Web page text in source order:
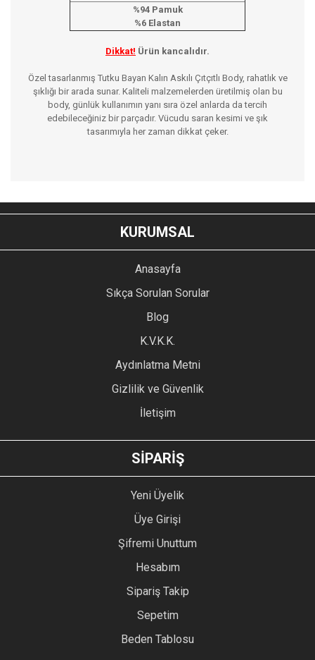
%94 Pamuk
%6 Elastan
Dikkat! Ürün kancalıdır.
Özel tasarlanmış Tutku Bayan Kalın Askılı Çıtçıtlı Body, rahatlık ve
şıklığı bir arada sunar. Kaliteli malzemelerden üretilmiş olan bu
body, günlük kullanımın yanı sıra özel anlarda da tercih
edebileceğiniz bir parçadır. Vücudu saran kesimi ve şık
tasarımıyla her zaman dikkat çeker.
YORUM YAZ
Bu ürünün fiyat bilgisi, resim, ürün açıklamalarında ve diğer
konularda yetersiz gördüğünüz noktaları öneri formunu
kullanarak tarafımıza iletebilirsiniz.
Ürün resmi kalitesiz, bozuk veya görüntülenemiyor.
Ürün açıklamasında eksik bilgiler bulunuyor.
Ürün bilgilerinde hatalar bulunuyor.
Ürün fiyatı diğer sitelerden daha pahalı.
GÖNDER
KURUMSAL
Anasayfa
Sıkça Sorulan Sorular
Blog
K.V.K.K.
Aydınlatma Metni
Gizlilik ve Güvenlik
İletişim
SİPARİŞ
Yeni Üyelik
Üye Girişi
Şifremi Unuttum
Hesabım
Sipariş Takip
Sepetim
Beden Tablosu